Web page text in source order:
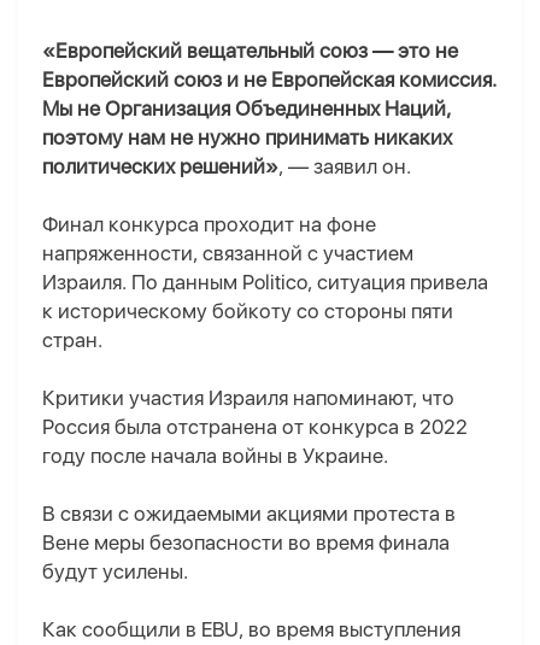
«Европейский вещательный союз — это не
Европейский союз и не Европейская комиссия.
Мы не Организация Объединенных Наций,
поэтому нам не нужно принимать никаких
политических решений», — заявил он.
Финал конкурса проходит на фоне
напряженности, связанной с участием
Израиля. По данным Politico, ситуация привела
к историческому бойкоту со стороны пяти
стран.
Критики участия Израиля напоминают, что
Россия была отстранена от конкурса в 2022
году после начала войны в Украине.
В связи с ожидаемыми акциями протеста в
Вене меры безопасности во время финала
будут усилены.
Как сообщили в EBU, во время выступления